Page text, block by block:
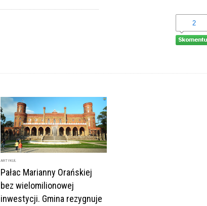
2
ARTYKUŁ
Pałac Marianny Orańskiej
bez wielomilionowej
inwestycji. Gmina rezygnuje